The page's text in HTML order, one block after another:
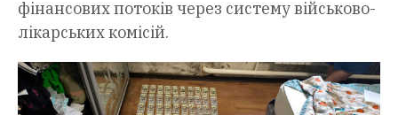
фінансових потоків через систему військово-
лікарських комісій.